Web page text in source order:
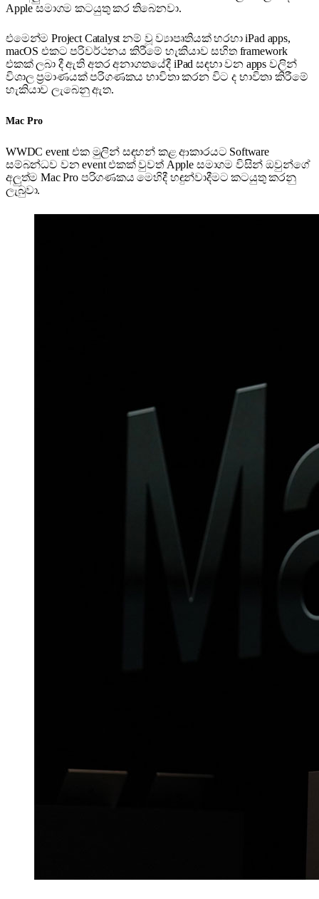
Apple සමාගම කටයුතු කර තිබෙනවා.
එමෙන්ම Project Catalyst නම් වූ ව්‍යාපෘතියක් හරහා iPad apps,
macOS එකට පරිවර්ථනය කිරීමේ හැකියාව සහිත framework
එකක් ලබා දී ඇති අතර අනාගතයේදී iPad සඳහා වන apps වලින්
විශාල ප්‍රමාණයක් පරිගණකය භාවිතා කරන විට ද භාවිතා කිරීමේ
හැකියාව ලැබෙනු ඇත.
Mac Pro
WWDC event එක මුලින් සඳහන් කළ ආකාරයට Software
සම්බන්ධව වන event එකක් වුවත් Apple සමාගම විසින් ඔවුන්ගේ
අලුත්ම Mac Pro පරිගණකය මෙහිදී හඳුන්වාදීමට කටයුතු කරනු
ලැබුවා.